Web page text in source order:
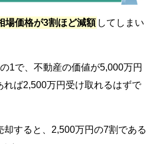
場価格が3割ほど減額 してしまい
1で、不動産の価値が5,000万円
れば2,500万円受け取れるはずで
却すると、2,500万円の7割である